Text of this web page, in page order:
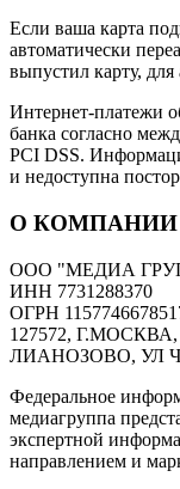
Если ваша карта
автоматически
выпустил карту,
Интернет-платежи
банка согласно
PCI DSS.
и недоступна
О КОМПАНИИ
ООО "МЕДИА
ИНН 7731288370
ОГРН
127572,
ЛИАНОЗОВО, УЛ
Федеральное
медиагруппа
экспертной
направлением и